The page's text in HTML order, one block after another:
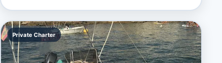
Private Charter